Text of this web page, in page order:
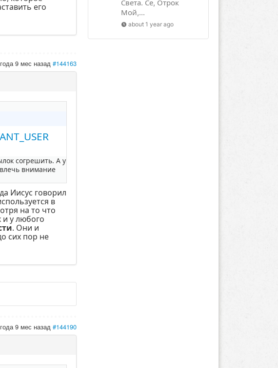
его
9 мес назад #144163
согрешить. А у
внимание
Иисус говорил
в
на то что
и у любого
. Они и
сих пор не
9 мес назад #144190
Света. Се, Отрок
Мой,...
about 1 year ago